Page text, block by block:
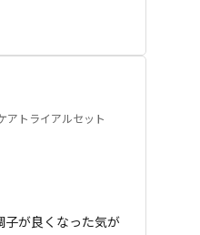
し使っています。
アトライアルセット
子が良くなった気が